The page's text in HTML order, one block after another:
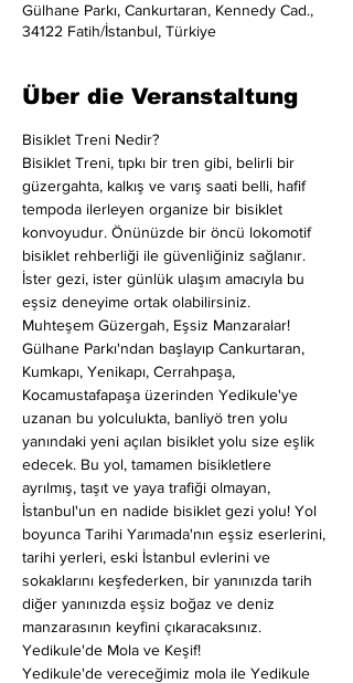
Gülhane Parkı, Cankurtaran, Kennedy Cad.,
34122 Fatih/İstanbul, Türkiye
Über die Veranstaltung
Bisiklet Treni Nedir?
Bisiklet Treni, tıpkı bir tren gibi, belirli bir
güzergahta, kalkış ve varış saati belli, hafif
tempoda ilerleyen organize bir bisiklet
konvoyudur. Önünüzde bir öncü lokomotif
bisiklet rehberliği ile güvenliğiniz sağlanır.
İster gezi, ister günlük ulaşım amacıyla bu
eşsiz deneyime ortak olabilirsiniz.
Muhteşem Güzergah, Eşsiz Manzaralar!
Gülhane Parkı'ndan başlayıp Cankurtaran,
Kumkapı, Yenikapı, Cerrahpaşa,
Kocamustafapaşa üzerinden Yedikule'ye
uzanan bu yolculukta, banliyö tren yolu
yanındaki yeni açılan bisiklet yolu size eşlik
edecek. Bu yol, tamamen bisikletlere
ayrılmış, taşıt ve yaya trafiği olmayan,
İstanbul'un en nadide bisiklet gezi yolu! Yol
boyunca Tarihi Yarımada'nın eşsiz eserlerini,
tarihi yerleri, eski İstanbul evlerini ve
sokaklarını keşfederken, bir yanınızda tarih
diğer yanınızda eşsiz boğaz ve deniz
manzarasının keyfini çıkaracaksınız.
Yedikule'de Mola ve Keşif!
Yedikule'de vereceğimiz mola ile Yedikule